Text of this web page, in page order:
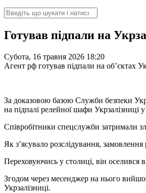
Готував підпали на
Субота, 16 травня 2026 18:20
Агент рф готував підпали на об’єктах
За доказовою базою Служби безпеки
на підпалі релейної шафи Укрзалізниці
Співробітники спецслужби затримали
Як з’ясувало розслідування,
Переховуючись у столиці, він оселився
Згодом через месенджер на нього вийшов
Укрзалізниці.